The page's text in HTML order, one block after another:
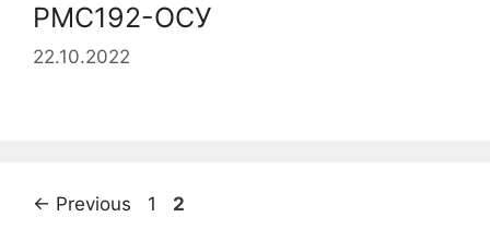
РМС192-ОСУ
22.10.2022
← Previous 1 2